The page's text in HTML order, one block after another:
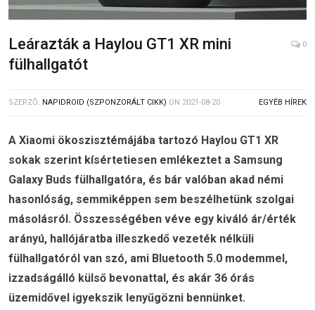
Leárazták a Haylou GT1 XR mini
fülhallgatót
0
SZERZŐ: NAPIDROID (SZPONZORÁLT CIKK) ON 2021-08-20 EGYÉB HÍREK
A Xiaomi ökoszisztémájába tartozó Haylou GT1 XR
sokak szerint kísértetiesen emlékeztet a Samsung
Galaxy Buds fülhallgatóra, és bár valóban akad némi
hasonlóság, semmiképpen sem beszélhetünk szolgai
másolásról. Összességében véve egy kiváló ár/érték
arányú, hallójáratba illeszkedő vezeték nélküli
fülhallgatóról van szó, ami Bluetooth 5.0 modemmel,
izzadságálló külső bevonattal, és akár 36 órás
üzemidővel igyekszik lenyűgözni bennünket.